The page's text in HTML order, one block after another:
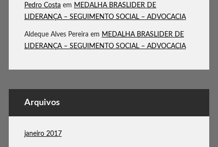
Pedro Costa em MEDALHA BRASLIDER DE
LIDERANÇA – SEGUIMENTO SOCIAL – ADVOCACIA
Aldeque Alves Pereira em MEDALHA BRASLIDER DE
LIDERANÇA – SEGUIMENTO SOCIAL – ADVOCACIA
Arquivos
janeiro 2017